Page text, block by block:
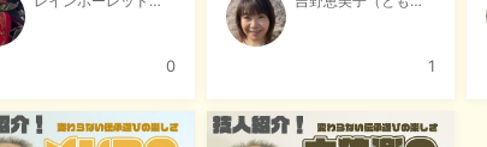
の…
0 1